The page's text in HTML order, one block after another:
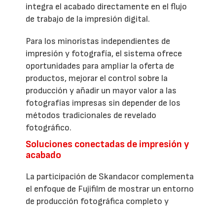
integra el acabado directamente en el flujo
de trabajo de la impresión digital.
Para los minoristas independientes de
impresión y fotografía, el sistema ofrece
oportunidades para ampliar la oferta de
productos, mejorar el control sobre la
producción y añadir un mayor valor a las
fotografías impresas sin depender de los
métodos tradicionales de revelado
fotográfico.
Soluciones conectadas de impresión y
acabado
La participación de Skandacor complementa
el enfoque de Fujifilm de mostrar un entorno
de producción fotográfica completo y